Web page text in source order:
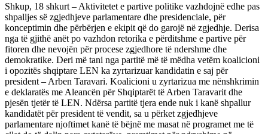
Shkup, 18 shkurt – Aktivitetet e partive politike vazhdojnë edhe pas
shpalljes së zgjedhjeve parlamentare dhe presidenciale, për
konceptimin dhe përbërjen e ekipit që do garojë në zgjedhje. Derisa
nga të gjithë anët po vazhdon retorika e përditshme e partive për
fitoren dhe nevojën për procese zgjedhore të ndershme dhe
demokratike. Deri më tani nga partitë më të mëdha vetëm koalicioni
i opozitës shqiptare LEN ka zyrtarizuar kandidatin e saj për
president – Arben Taravari. Koalicioni u zyrtarizua me nënshkrimin
e deklaratës me Aleancën për Shqiptarët të Arben Taravarit dhe
pjesën tjetër të LEN. Ndërsa partitë tjera ende nuk i kanë shpallur
kandidatët për president të vendit, sa u përket zgjedhjeve
parlamentare njoftimet kanë të bëjnë me masat në programet me të